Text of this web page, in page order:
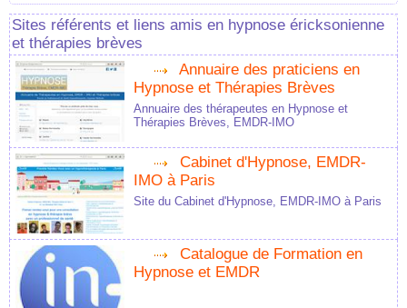
Sites référents et liens amis en hypnose éricksonienne
et thérapies brèves
Annuaire des praticiens en
Hypnose et Thérapies Brèves
Annuaire des thérapeutes en Hypnose et
Thérapies Brèves, EMDR-IMO
Cabinet d'Hypnose, EMDR-
IMO à Paris
Site du Cabinet d'Hypnose, EMDR-IMO à Paris
Catalogue de Formation en
Hypnose et EMDR